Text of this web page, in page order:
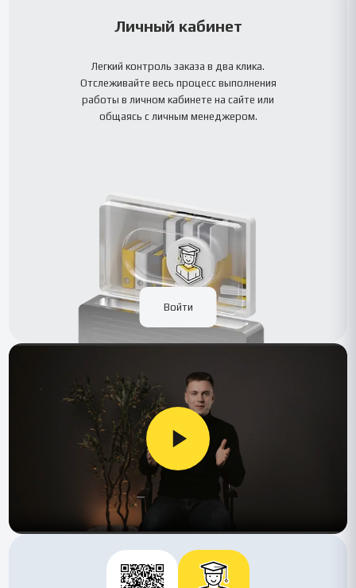
Личный кабинет
Легкий контроль заказа в два клика.
Отслеживайте весь процесс выполнения
работы в личном кабинете на сайте или
общаясь с личным менеджером.
Войти